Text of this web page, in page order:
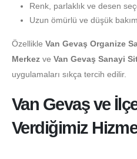
Renk, parlaklık ve desen
Uzun ömürlü ve düşük
Özellikle Van Gevaş Organize
Merkez ve Van Gevaş Sanayi
uygulamaları sıkça tercih edilir.
Van Gevaş ve
Verdiğimiz